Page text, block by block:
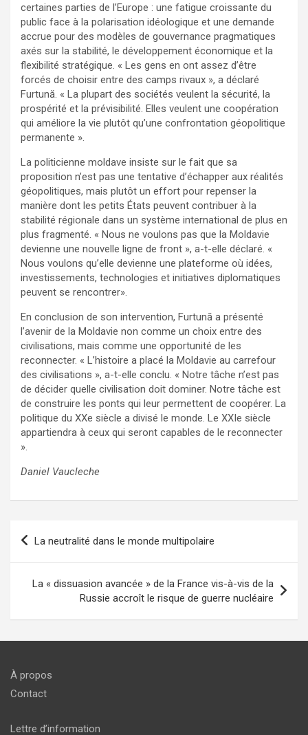
certaines parties de l’Europe : une fatigue croissante du
public face à la polarisation idéologique et une demande
accrue pour des modèles de gouvernance pragmatiques
axés sur la stabilité, le développement économique et la
flexibilité stratégique. « Les gens en ont assez d’être
forcés de choisir entre des camps rivaux », a déclaré
Furtună. « La plupart des sociétés veulent la sécurité, la
prospérité et la prévisibilité. Elles veulent une coopération
qui améliore la vie plutôt qu’une confrontation géopolitique
permanente ».
La politicienne moldave insiste sur le fait que sa
proposition n’est pas une tentative d’échapper aux réalités
géopolitiques, mais plutôt un effort pour repenser la
manière dont les petits États peuvent contribuer à la
stabilité régionale dans un système international de plus en
plus fragmenté. « Nous ne voulons pas que la Moldavie
devienne une nouvelle ligne de front », a-t-elle déclaré. «
Nous voulons qu’elle devienne une plateforme où idées,
investissements, technologies et initiatives diplomatiques
peuvent se rencontrer».
En conclusion de son intervention, Furtună a présenté
l’avenir de la Moldavie non comme un choix entre des
civilisations, mais comme une opportunité de les
reconnecter. « L’histoire a placé la Moldavie au carrefour
des civilisations », a-t-elle conclu. « Notre tâche n’est pas
de décider quelle civilisation doit dominer. Notre tâche est
de construire les ponts qui leur permettent de coopérer. La
politique du XXe siècle a divisé le monde. Le XXIe siècle
appartiendra à ceux qui seront capables de le reconnecter
».
Daniel Vaucleche
Navigation
La neutralité dans le monde multipolaire
La « dissuasion avancée » de la France vis-à-vis de la
Russie accroît le risque de guerre nucléaire
À propos
Contact
Lettre d’information